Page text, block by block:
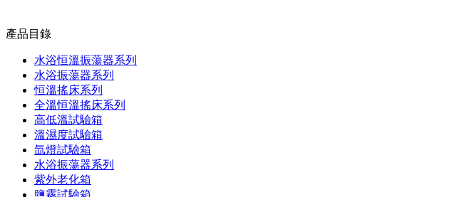
產品目錄
水浴恒溫振蕩器系列
水浴振蕩器系列
恒溫搖床系列
全溫恒溫搖床系列
高低溫試驗箱
溫濕度試驗箱
氙燈試驗箱
水浴振蕩器系列
紫外老化箱